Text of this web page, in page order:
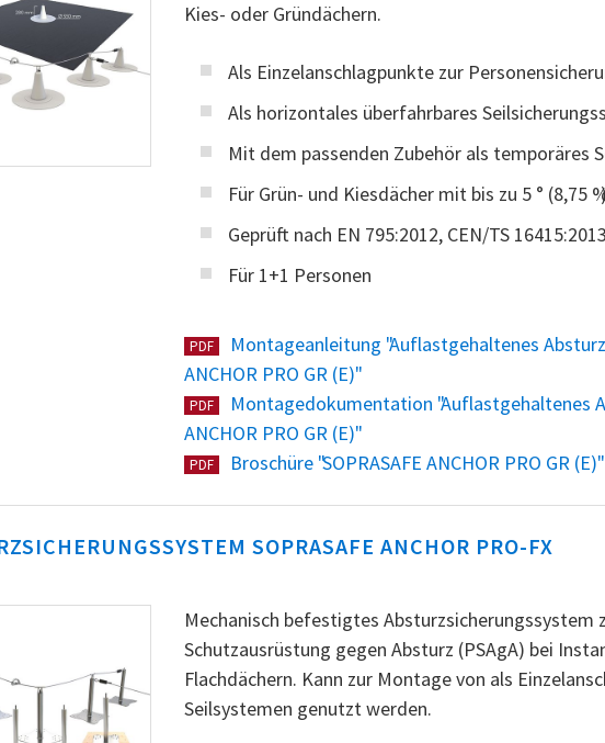
Kies- oder Gründächern.
Als Einzelanschlagpunkte zur
Als horizontales überfahrbares
Mit dem passenden Zubehör als temporäres
Für Grün- und Kiesdächer mit bis zu 5 ° (8,75
Geprüft nach EN 795:2012, CEN/TS
Für 1+1 Personen
PDF
Montageanleitung "Auflastgehaltenes
ANCHOR PRO GR (E)"
PDF
Montagedokumentation "Auflastgehaltenes
ANCHOR PRO GR (E)"
PDF Broschüre "SOPRASAFE ANCHOR PRO GR (E)"
SOPRASAFE ANCHOR PRO-FX
Mechanisch befestigtes Absturzsicherungssystem
Schutzausrüstung gegen Absturz (PSAgA) bei
Flachdächern. Kann zur Montage von als
Seilsystemen genutzt werden.